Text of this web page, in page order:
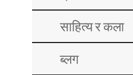
साहित्य र कला
ब्लग